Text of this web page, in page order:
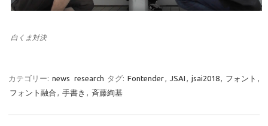
白くま対決
カテゴリー: news research タグ: Fontender, JSAI , jsai2018, フォント ,
フォント融合, 手書き , 斉藤絢基